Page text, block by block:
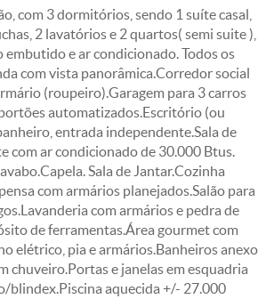
com 3 dormitórios, sendo 1 suíte casal,
2 lavatórios e 2 quartos( semi suite ),
e ar condicionado. Todos os
com vista panorâmica.Corredor social
(roupeiro).Garagem para 3 carros
automatizados.Escritório (ou
entrada independente.Sala de
com ar condicionado de 30.000 Btus.
Sala de Jantar.Cozinha
com armários planejados.Salão para
com armários e pedra de
de ferramentas.Área gourmet com
elétrico, pia e armários.Banheiros anexo
chuveiro.Portas e janelas em esquadria
blindex.Piscina aquecida +/- 27.000